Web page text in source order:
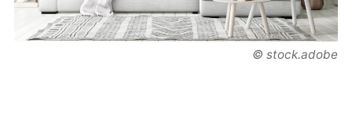
© stock.adobe